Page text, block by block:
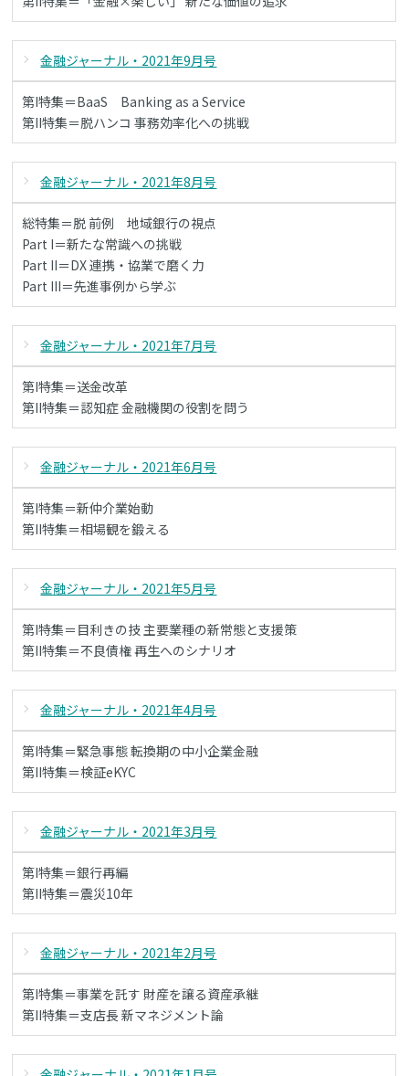
金融ジャーナル・2021年9月号
第I特集＝BaaS Banking as a Service
第II特集＝脱ハンコ 事務効率化への挑戦
金融ジャーナル・2021年8月号
総特集＝脱 前例 地域銀行の視点
Part I＝新たな常識への挑戦
Part II＝DX 連携・協業で磨く力
Part III＝先進事例から学ぶ
金融ジャーナル・2021年7月号
第I特集＝送金改革
第II特集＝認知症 金融機関の役割を問う
金融ジャーナル・2021年6月号
第I特集＝新仲介業始動
第II特集＝相場観を鍛える
金融ジャーナル・2021年5月号
第I特集＝目利きの技 主要業種の新常態と支援策
第II特集＝不良債権 再生へのシナリオ
金融ジャーナル・2021年4月号
第I特集＝緊急事態 転換期の中小企業金融
第II特集＝検証eKYC
金融ジャーナル・2021年3月号
第I特集＝銀行再編
第II特集＝震災10年
金融ジャーナル・2021年2月号
第I特集＝事業を託す 財産を譲る資産承継
第II特集＝支店長 新マネジメント論